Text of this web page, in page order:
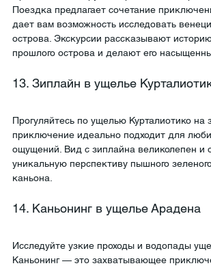
Поездка предлагает сочетание
дает вам возможность исследовать
острова. Экскурсии рассказывают
прошлого острова и делают его
13. Зиплайн в ущелье
Прогуляйтесь по ущелью Курталиотико на
приключение идеально подходит для
ощущений. Вид с зиплайна великолепен и
уникальную перспективу пышного
каньона.
14. Каньонинг в ущелье Арадена
Исследуйте узкие проходы и водопады
Каньонинг — это захватывающее